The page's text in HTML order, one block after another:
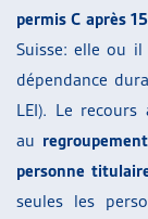
permis C après
Suisse: elle ou
dépendance
LEI). Le
au
personne
seules les